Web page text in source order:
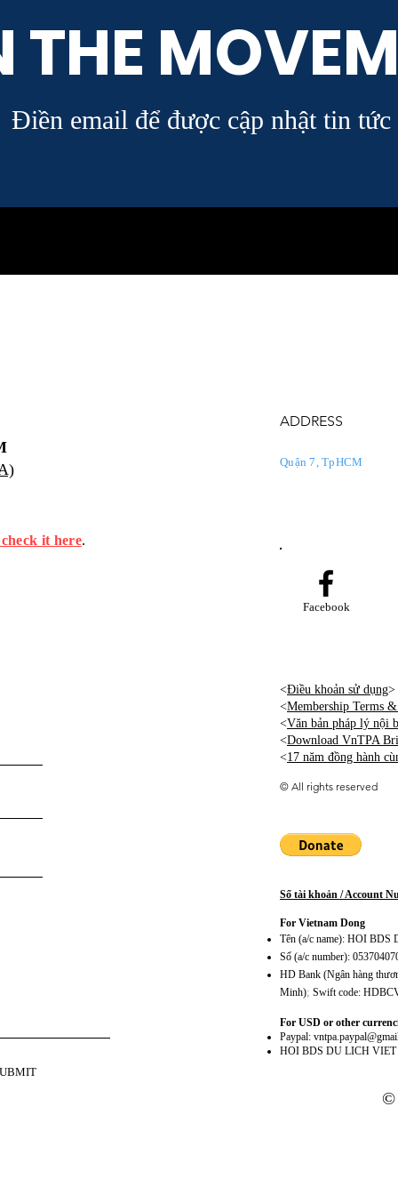
THE
Điền email để được cập nhật tin tức
check it here.
ADDRESS
Quận 7, TpHCM
Facebook
<Điều khoản sử dụng>
<Membership Terms
<Văn bản pháp lý nội
<Download VnTPA
<17 năm đồng hành
© All rights reserved
Số tài khoản / Account
For Vietnam Dong
Tên (a/c name): HOI
Số (a/c number):
HD Bank (Ngân hàng
Minh); Swift code:
For USD or other
Paypal:
HOI BDS DU LICH
©